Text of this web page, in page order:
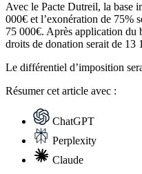
Avec le Pacte Dutreil, la base
000€ et l’exonération de 75%
75 000€. Après application du
droits de donation serait de 13
Le différentiel d’imposition
Résumercet article avec :
ChatGPT
Perplexity
Claude